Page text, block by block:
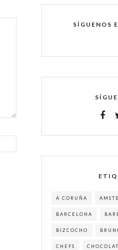
SÍGUENOS
A CORUÑA
BARCELONA
BIZCOCHO
CHEFS